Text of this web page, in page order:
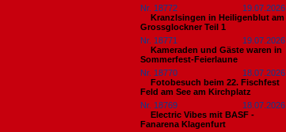
Nr. 18772
19.07.2026
Kranzlsingen in Heiligenblut am
Grossglockner Teil 1
Nr. 18771
19.07.2026
Kameraden und Gäste waren in
Sommerfest-Feierlaune
Nr. 18770
18.07.2026
Fotobesuch beim 22. Fischfest
Feld am See am Kirchplatz
Nr. 18769
18.07.2026
Electric Vibes mit BASF -
Fanarena Klagenfurt